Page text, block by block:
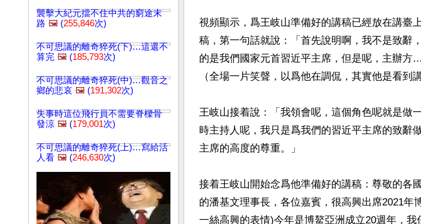
襲擊大紀元擋不住中共的窮途末
路 🖼️ (255,846次)
不可思議的離奇猝死(下)…這還不
算完 🖼️ (185,793次)
不可思議的離奇猝死(中)…觀音之
鄉的悲哀 🖼️ (191,302次)
失事時這位飛行員不需要脊樑骨
發涼 🖼️ (179,001次)
不可思議的離奇猝死(上)…寫給活
人看 🖼️ (246,630次)
視頻顯示，爲王岐山準備好的講稿已經放在講臺
稿，第一句話就說：「首先說明啊，我不是致辭
的是我們國家元首習近平主席，但是呢，主辦
（全場一片笑聲，以爲他在調侃，其實他是看到
王岐山接着說：「我領會呢，這個角色呢就是做
時主持人呢，我只是爲我們的習近平主席的致辭
主席的高度的尊重。」
接着王岐山開始念爲他準備好的講稿：尊敬的各
的潘基文理事長，各位嘉賓，很高興出席2021
一絲高興的表情)今年是博鰲亞洲成立20週年，